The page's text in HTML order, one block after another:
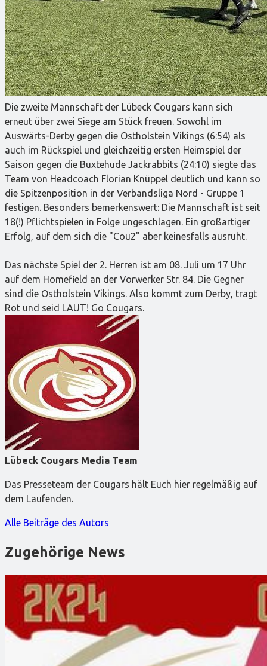
Die zweite Mannschaft der Lübeck Cougars kann sich
erneut über zwei Siege am Stück freuen. Sowohl im
Auswärts-Derby gegen die Ostholstein Vikings (6:54) als
auch im Rückspiel und gleichzeitig ersten Heimspiel der
Saison gegen die Buxtehude Jackrabbits (24:10) siegte das
Team von Headcoach Florian Knüppel deutlich und kann so
die Spitzenposition in der Verbandsliga Nord - Gruppe 1
festigen. Besonders bemerkenswert: Die Mannschaft ist seit
18(!) Pflichtspielen in Folge ungeschlagen. Ein großartiger
Erfolg, auf dem sich die "Cou2" aber keinesfalls ausruht.
Das nächste Spiel der 2. Herren ist am 08. Juli um 17 Uhr
auf dem Homefield an der Vorwerker Str. 84. Die Gegner
sind die Ostholstein Vikings. Also kommt zum Derby, tragt
Rot und seid LAUT! Go Cougars.
Lübeck Cougars Media Team
Das Presseteam der Cougars hält Euch hier regelmäßig auf
dem Laufenden.
Alle Beiträge des Autors
Zugehörige News